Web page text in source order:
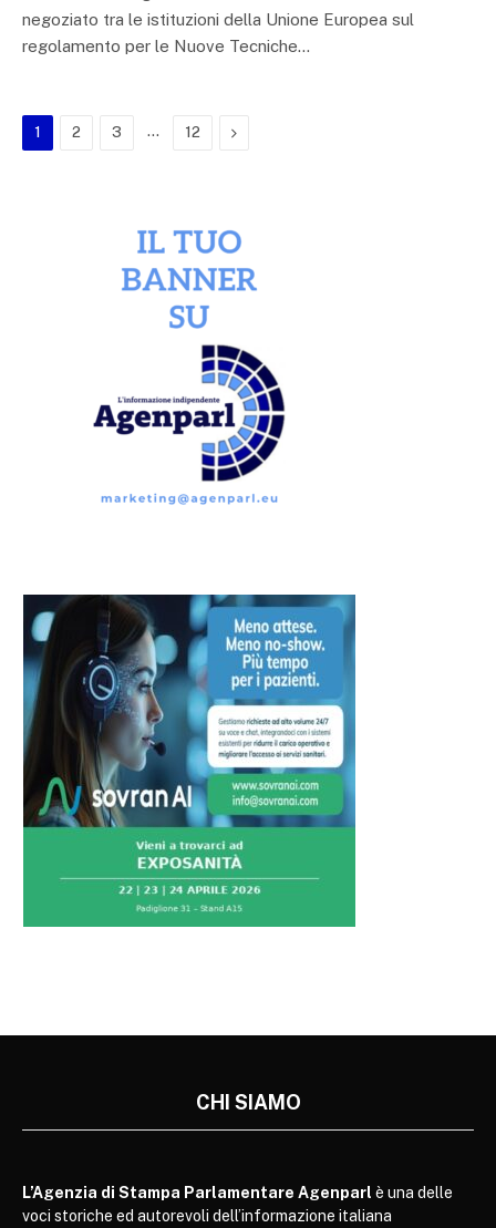
negoziato tra le istituzioni della Unione Europea sul
regolamento per le Nuove Tecniche…
1 2 3 … 12 Next
CHI SIAMO
L’Agenzia di Stampa Parlamentare Agenparl è una delle
voci storiche ed autorevoli dell’informazione italiana